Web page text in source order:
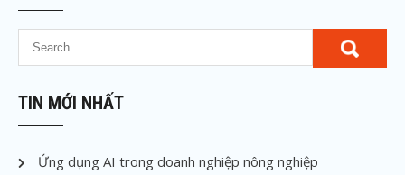
TIN MỚI NHẤT
Ứng dụng AI trong doanh nghiệp nông nghiệp